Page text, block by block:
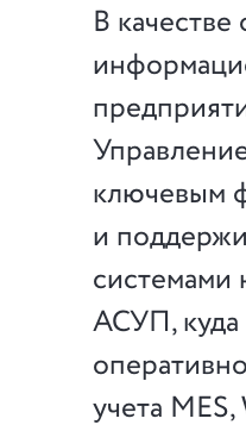
В
ключевым
и
системами
АСУП,
учета